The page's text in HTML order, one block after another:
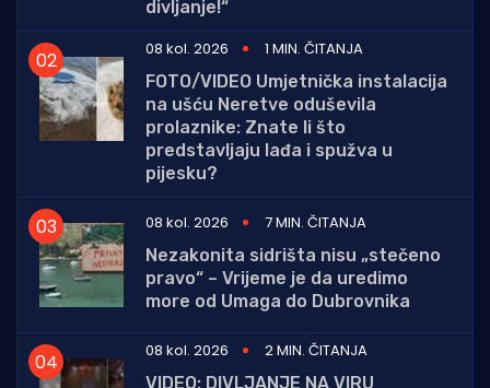
divljanje!“
08 kol. 2026
1 MIN. ČITANJA
FOTO/VIDEO Umjetnička instalacija
na ušću Neretve oduševila
prolaznike: Znate li što
predstavljaju lađa i spužva u
pijesku?
08 kol. 2026
7 MIN. ČITANJA
Nezakonita sidrišta nisu „stečeno
pravo“ – Vrijeme je da uredimo
more od Umaga do Dubrovnika
08 kol. 2026
2 MIN. ČITANJA
VIDEO: DIVLJANJE NA VIRU